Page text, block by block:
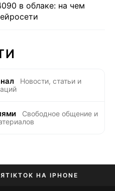
в облаке: на чем
Новости, статьи и
Свободное общение и
TIKTOK НА IPHONE